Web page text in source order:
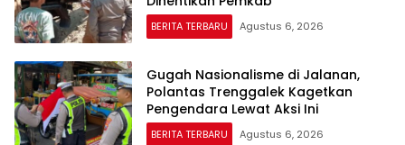
BERITA TERBARU Agustus 6, 2026
Gugah Nasionalisme di Jalanan,
Polantas Trenggalek Kagetkan
Pengendara Lewat Aksi Ini
BERITA TERBARU Agustus 6, 2026